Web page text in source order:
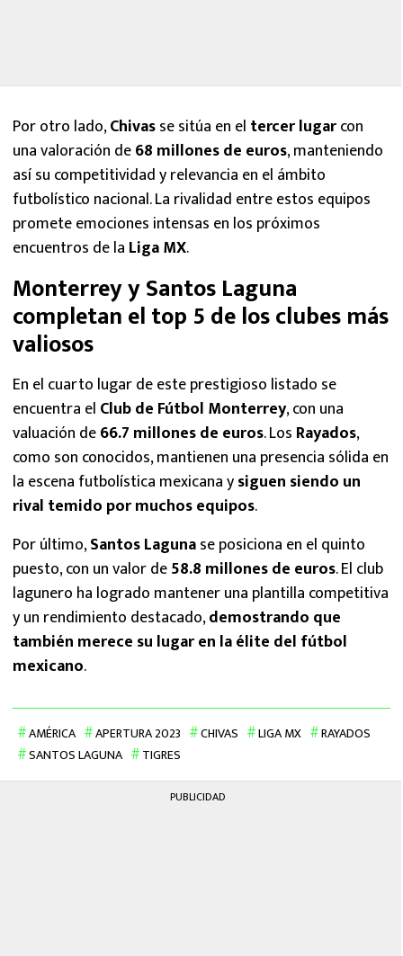
Por otro lado,Chivasse sitúa en el tercer lugarcon
una valoración de68 millones de euros, manteniendo
así su competitividad y relevancia en el ámbito
futbolístico nacional. La rivalidad entre estos equipos
promete emociones intensas en los próximos
encuentros de la Liga MX.
Monterrey y Santos Laguna
completan el top 5 de los clubes más
valiosos
En el cuarto lugar de este prestigioso listado se
encuentra el Club de Fútbol Monterrey, con una
valuación de66.7 millones de euros. Los Rayados,
como son conocidos, mantienen una presencia sólida en
la escena futbolística mexicana ysiguen siendo un
rival temido por muchos equipos.
Por último,SantosLagunase posiciona en el quinto
puesto, con un valor de58.8 millones de euros. El club
lagunero ha logrado mantener una plantilla competitiva
y un rendimiento destacado,demostrando que
también merece su lugar en la élite del fútbol
mexicano.
AMÉRICA APERTURA 2023 CHIVAS LIGA MX
RAYADOS
SANTOS LAGUNA
TIGRES
PUBLICIDAD